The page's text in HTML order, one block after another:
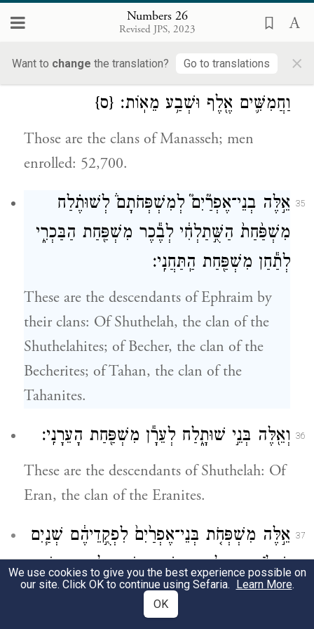
Numbers 26
Revised JPS, 2023
Want to change the translation? Go to translations ×
Zelophehad’s daughters were Mahlah,
Noah, Hoglah, Milcah, and Tirzah.—
אֵ֖לֶּה מִשְׁפְּחֹ֣ת מְנַשֶּׁ֑ה וּפְקֻ֣דֵיהֶ֔ם שְׁנַ֧יִם
וַחֲמִשִּׁ֛ים אֶ֖לֶף וּשְׁבַ֥ע מֵאֽוֹת׃ {ס}
Those are the clans of Manasseh; men
enrolled: 52,700.
35
אֵ֣לֶּה בְנֵי־אֶפְרַ֘יִם֮ לְמִשְׁפְּחֹתָם֒ לְשׁוּתֶ֗לַח
מִשְׁפַּ֙חַת֙ הַשֻּׁ֣תַלְחִ֔י לְבֶ֕כֶר מִשְׁפַּ֖חַת הַבַּכְרִ֑י
לְתַ֕חַן מִשְׁפַּ֖חַת הַֽתַּחֲנִֽי׃
These are the descendants of Ephraim by
their clans: Of Shuthelah, the clan of the
Shuthelahites; of Becher, the clan of the
Becherites; of Tahan, the clan of the
Tahanites.
36 וְאֵ֖לֶּה בְּנֵ֣י שׁוּתָ֑לַח לְעֵרָ֕ן מִשְׁפַּ֖חַת הָעֵרָנִֽי׃
These are the descendants of Shuthelah: Of
Eran, the clan of the Eranites.
37
אֵ֣לֶּה מִשְׁפְּחֹ֤ת בְּנֵי־אֶפְרַ֙יִם֙ לִפְקֻ֣דֵיהֶ֔ם שְׁנַ֧יִם
וּשְׁלֹשִׁ֛ים אֶ֖לֶף וַחֲמֵ֣שׁ מֵא֑וֹת אֵ֥לֶּה בְנֵי־יוֹסֵ֖ף
לְמִשְׁפְּחֹתָֽם׃{ס}
We use cookies to give you the best experience possible on
our site. Click OK to continue using Sefaria. Learn More.
OK